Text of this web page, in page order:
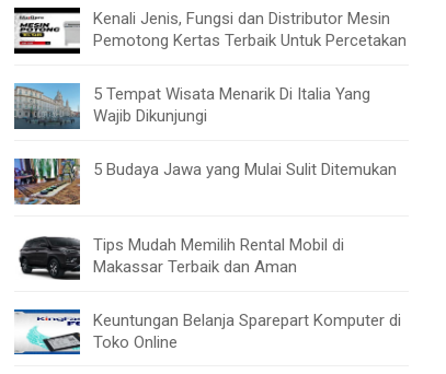
Kenali Jenis, Fungsi dan Distributor Mesin
Pemotong Kertas Terbaik Untuk Percetakan
5 Tempat Wisata Menarik Di Italia Yang
Wajib Dikunjungi
5 Budaya Jawa yang Mulai Sulit Ditemukan
Tips Mudah Memilih Rental Mobil di
Makassar Terbaik dan Aman
Keuntungan Belanja Sparepart Komputer di
Toko Online